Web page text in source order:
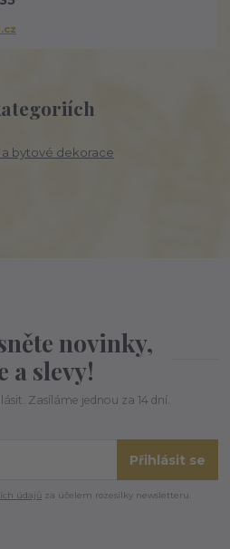
bytové dekorace
novinky,
a slevy!
Zasíláme jednou za 14 dní.
Přihlásit se
údajů za účelem rozesílky newsletteru.